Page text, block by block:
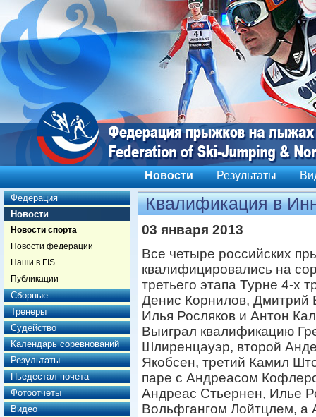
Новости Результаты
Федерация
Новости
Новости спорта
Новости федерации
Наши в FIS
Публикации
Сборные
Тренеры
Судейство
Календарь соревнований
Результаты
Пьедестал почета
Фотоотчеты
Видео
Квалификация в
03 января 2013
Все четыре российских
квалифицировались на
третьего этапа Турне 4-х
Денис Корнилов, Дмитрий
Илья Росляков и Антон
Выиграл квалификацию
Шлиренцауэр, второй
Якобсен, третий Камил
паре с Андреасом
Андреас Стьернен, Илье
Вольфгангом Лойтцлем, а